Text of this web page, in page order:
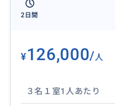
※気球アクティビティ
https://
※観光ツアー内容は、
2日間
¥126,000/人
３名１室1人あたり